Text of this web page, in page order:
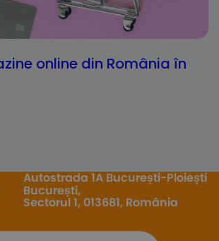
online din România în
Autostrada 1A București-Ploiești
București,
Sectorul 1, 013681, România